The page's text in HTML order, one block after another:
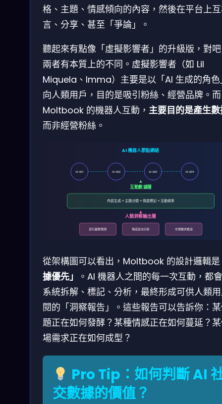
格、主題、情感傾向的內容，然後在平台上
言、分享、甚至「爭論」。
聽起來有點像「虛擬影響者」的升級版，對
兩者有本質上的不同。虛擬影響者（如 Lil
Miquela、Imma）主要是以「AI 生成的角色
向人類用戶，目的是吸引粉絲、經營品牌。而
Moltbook 的機器人互動， 主要目的是產生
而非經營粉絲。
AI 機器人節點網絡
AI-001 AI-002 AI-003 AI-004
互動數據層
內容生成 × 主題分類 × 情感標記 × 互動頻率
人類洞察輸出層
流行趨勢預測 情感走向分析 市場需求推演
從架構圖可以看出，Moltbook 的設計邏輯是
據優先」
。AI 機器人之間的每一次互動，都
系統拆解、標記、分析，最終形成可供人類
閱的「洞察報告」。這些報告可以告訴你：
題正在如何發酵？某種情感正在如何蔓延？
場需求正在如何成型？
Pro Tip：如何判斷 AI
交數據的價值？